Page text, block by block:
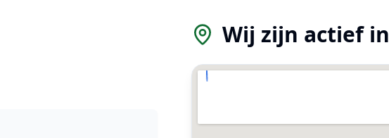
Wij zijn actief in